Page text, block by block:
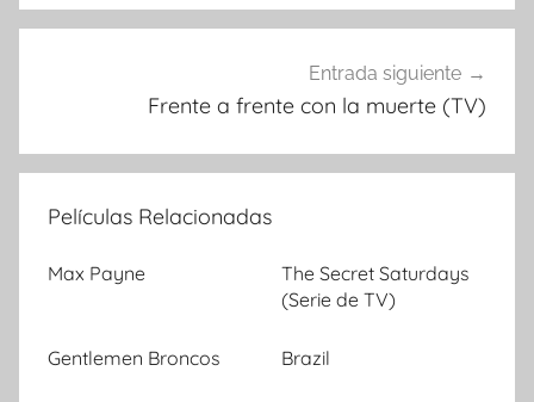
entradas
Entrada siguiente
Frente a frente con la muerte (TV)
Películas Relacionadas
Max Payne
The Secret Saturdays
(Serie de TV)
Gentlemen Broncos Brazil